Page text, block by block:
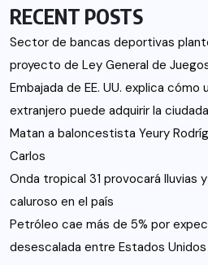
RECENT POSTS
Sector de bancas deportivas
proyecto de Ley General de
Embajada de EE. UU. explica cómo
extranjero puede adquirir la
Matan a baloncestista Yeury
Carlos
Onda tropical 31 provocará lluvias
caluroso en el país
Petróleo cae más de 5% por
desescalada entre Estados Unidos